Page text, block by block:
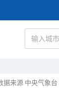
据来源 中央气象台